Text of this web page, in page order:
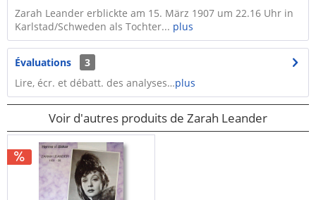
Zarah Leander erblickte am 15. März 1907 um 22.16 Uhr in
Karlstad/Schweden als Tochter... plus
Évaluations
3
Lire, écr. et débatt. des analyses…plus
Voir d'autres produits de Zarah Leander